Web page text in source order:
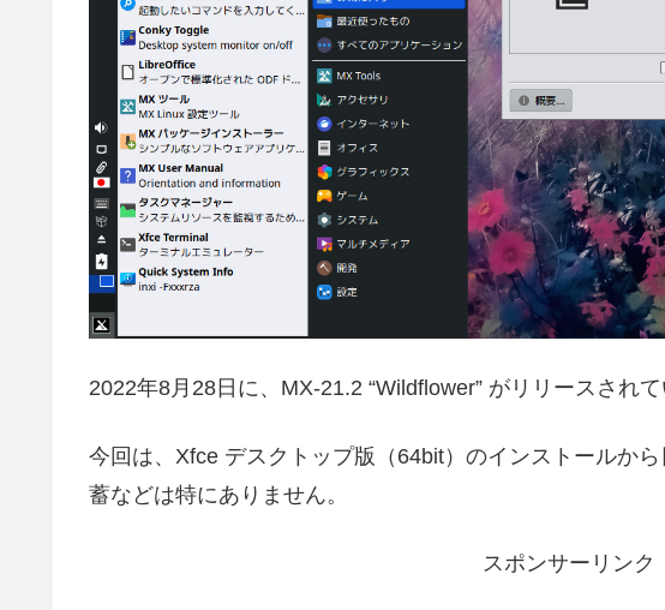
2022年8月28日に、MX-21.2 “Wildflower” がリリースされて
今回は、Xfce デスクトップ版（64bit）のインストールか
蓄などは特にありません。
スポンサーリンク